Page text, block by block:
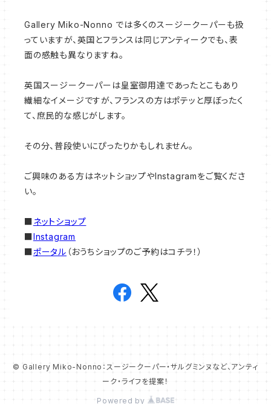
Gallery Miko-Nonno では多くのスージークーパーも扱
っていますが、英国とフランスは同じアンティークでも、表
面の感触も異なりますね。
英国スージークーパーは皇室御用達であったとこもあり
繊細なイメージですが、フランスの方はポテッと厚ぼったく
て、庶民的な感じがします。
その分、普段使いにぴったりかもしれません。
ご興味のある方はネットショップやInstagramをご覧くださ
い。
■ネットショップ
■Instagram
■ポータル （おうちショップのご予約はコチラ！）
© Gallery Miko-Nonno：スージークーパー・サルグミンヌなど、アンティ
ーク・ライフを提案！
Powered by